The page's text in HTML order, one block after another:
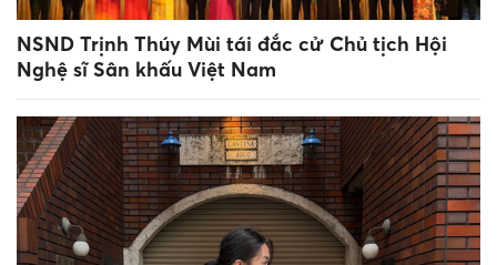
NSND Trịnh Thúy Mùi tái đắc cử Chủ tịch Hội
Nghệ sĩ Sân khấu Việt Nam